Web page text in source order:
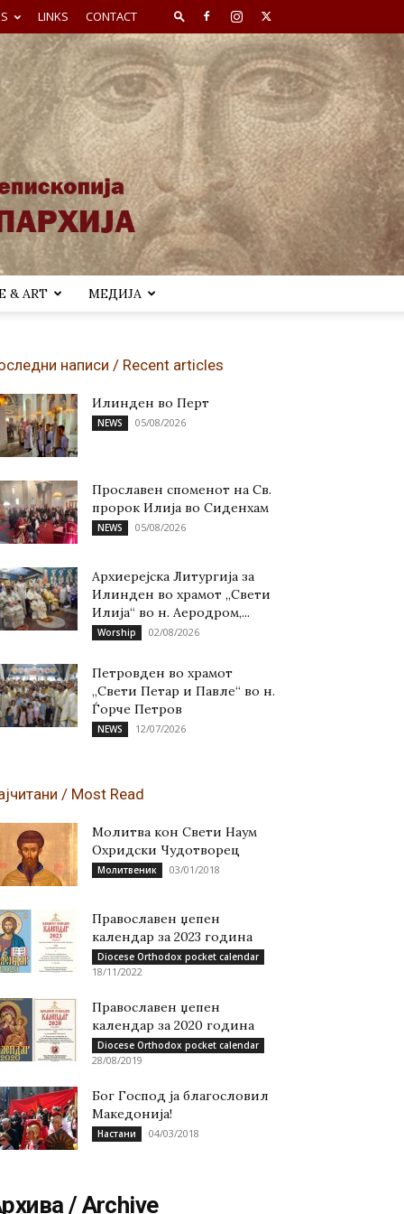
LINKS CONTACT
& ART МЕДИЈА
написи / Recent articles
Илинден во Перт
NEWS 05/08/2026
Прославен споменот на Св.
пророк Илија во Сиденхам
NEWS 05/08/2026
Архиерејска Литургија за
Илинден во храмот „Свети
Илија“ во н. Аеродром,...
Worship 02/08/2026
Петровден во храмот
„Свети Петар и Павле“ во н.
Ѓорче Петров
NEWS 12/07/2026
/ Most Read
Молитва кон Свети Наум
Охридски Чудотворец
Молитвеник 03/01/2018
Православен џепен
календар за 2023 година
Diocese Orthodox pocket calendar
18/11/2022
Православен џепен
календар за 2020 година
Diocese Orthodox pocket calendar
28/08/2019
Бог Господ ја благословил
Македонија!
Настани 04/03/2018
/ Archive